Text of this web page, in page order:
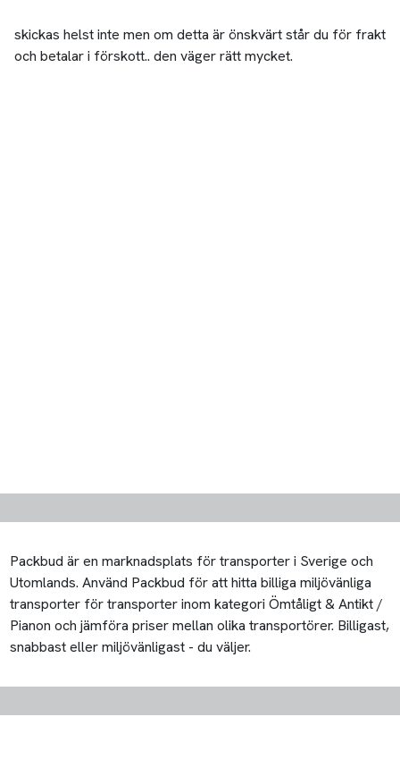
skickas helst inte men om detta är önskvärt står du för frakt
och betalar i förskott.. den väger rätt mycket.
Packbud är en marknadsplats för transporter i Sverige och
Utomlands. Använd Packbud för att hitta billiga miljövänliga
transporter för transporter inom kategori Ömtåligt & Antikt /
Pianon och jämföra priser mellan olika transportörer. Billigast,
snabbast eller miljövänligast - du väljer.